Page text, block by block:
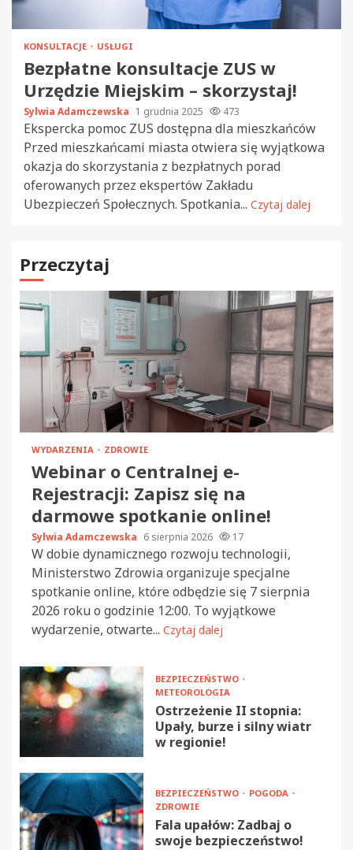
KONSULTACJE USŁUGI
Bezpłatne konsultacje ZUS w
Urzędzie Miejskim – skorzystaj!
Sylwia Adamczewska 1 grudnia 2025 473
Ekspercka pomoc ZUS dostępna dla mieszkańców
Przed mieszkańcami miasta otwiera się wyjątkowa
okazja do skorzystania z bezpłatnych porad
oferowanych przez ekspertów Zakładu
Ubezpieczeń Społecznych. Spotkania... Czytaj dalej
Przeczytaj
WYDARZENIA ZDROWIE
Webinar o Centralnej e-
Rejestracji: Zapisz się na
darmowe spotkanie online!
Sylwia Adamczewska 6 sierpnia 2026 17
W dobie dynamicznego rozwoju technologii,
Ministerstwo Zdrowia organizuje specjalne
spotkanie online, które odbędzie się 7 sierpnia
2026 roku o godzinie 12:00. To wyjątkowe
wydarzenie, otwarte... Czytaj dalej
BEZPIECZEŃSTWO
METEOROLOGIA
Ostrzeżenie II stopnia:
Upały, burze i silny wiatr
w regionie!
BEZPIECZEŃSTWO
POGODA
ZDROWIE
Fala upałów: Zadbaj o
swoje bezpieczeństwo!